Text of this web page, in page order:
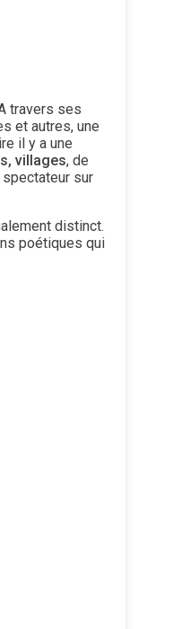
travers ses
et autres, une
il y a une
villages, de
spectateur sur
distinct.
poétiques qui